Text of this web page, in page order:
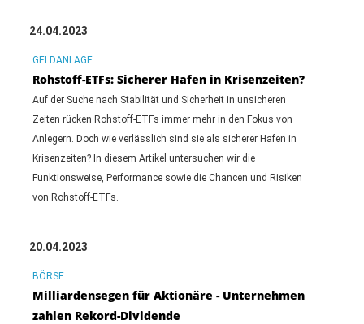
24.04.2023
GELDANLAGE
Rohstoff-ETFs: Sicherer Hafen in Krisenzeiten?
Auf der Suche nach Stabilität und Sicherheit in unsicheren
Zeiten rücken Rohstoff-ETFs immer mehr in den Fokus von
Anlegern. Doch wie verlässlich sind sie als sicherer Hafen in
Krisenzeiten? In diesem Artikel untersuchen wir die
Funktionsweise, Performance sowie die Chancen und Risiken
von Rohstoff-ETFs.
20.04.2023
BÖRSE
Milliardensegen für Aktionäre - Unternehmen
zahlen Rekord-Dividende